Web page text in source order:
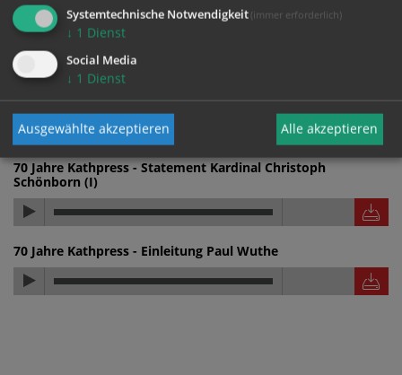
Bitte akzeptieren Sie
Cookies von YouTube
laden Sie die
Seite neu
, um diesen Inhalt sehen zu können.
70 Jahre Kathpress - Festvortrag P. Federico Lombardi
70 Jahre Kathpress - Statement Kardinal Christoph
Schönborn (I)
70 Jahre Kathpress - Einleitung Paul Wuthe
Systemtechnische Notwendigkeit (immer erforderlich)
↓ 1 Dienst
Social Media
↓ 1 Dienst
Ausgewählte akzeptieren Alle akzeptieren